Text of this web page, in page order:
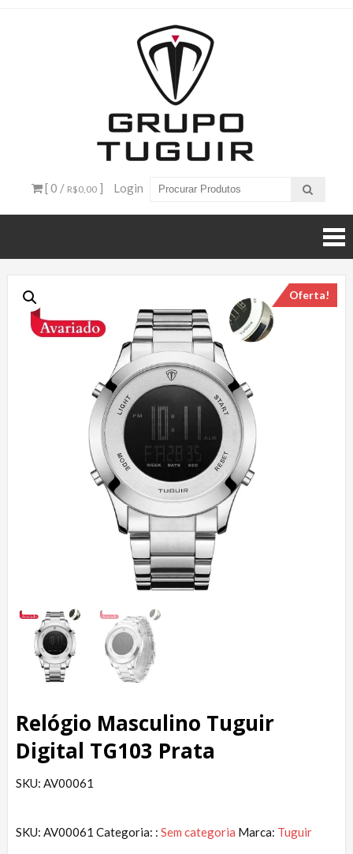
– Grupo
Tuguir
[ 0 / R$0,00 ] Login
Oferta!
Relógio Masculino Tuguir
Digital TG103 Prata
SKU: AV00061
SKU: AV00061 Categoria: : Sem categoria Marca: Tuguir